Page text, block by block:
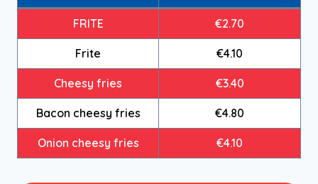
FRITE €2.70
Frite €4.10
Cheesy fries €3.40
Bacon cheesy fries €4.80
Onion cheesy fries €4.10